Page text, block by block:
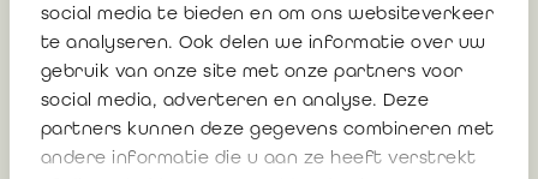
social media te bieden en om ons websiteverkeer
te analyseren. Ook delen we informatie over uw
gebruik van onze site met onze partners voor
social media, adverteren en analyse. Deze
partners kunnen deze gegevens combineren met
andere informatie die u aan ze heeft verstrekt
13 juni 2023
Update brochure 'Inbreng in natura'